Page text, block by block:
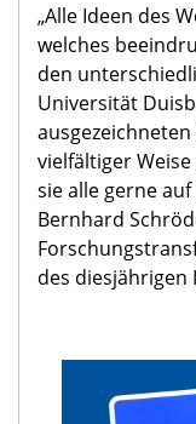
„Alle Ideen des
welches
den
Universität
vielfältiger
sie alle gerne
Bernhard
des diesjährigen